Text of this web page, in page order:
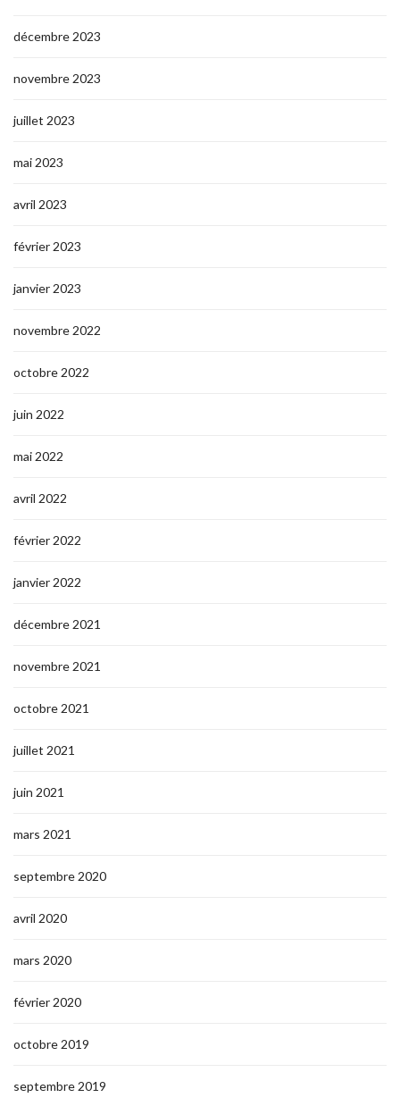
décembre 2023
novembre 2023
juillet 2023
mai 2023
avril 2023
février 2023
janvier 2023
novembre 2022
octobre 2022
juin 2022
mai 2022
avril 2022
février 2022
janvier 2022
décembre 2021
novembre 2021
octobre 2021
juillet 2021
juin 2021
mars 2021
septembre 2020
avril 2020
mars 2020
février 2020
octobre 2019
septembre 2019